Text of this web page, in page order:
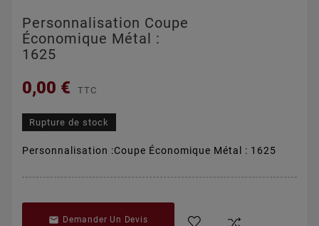
Personnalisation Coupe
Économique Métal :
1625
0,00 € TTC
Rupture de stock
Personnalisation :Coupe Économique Métal : 1625
 Demander Un Devis